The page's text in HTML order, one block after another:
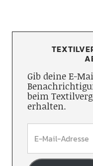
Gib deine E-
beim
erhalten.